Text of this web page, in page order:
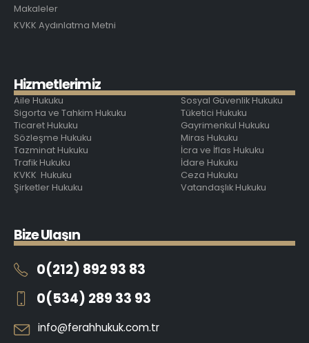
Makaleler
KVKK Aydınlatma Metni
Hizmetlerimiz
Aile Hukuku
Sigorta ve Tahkim Hukuku
Ticaret Hukuku
Sözleşme Hukuku
Tazminat Hukuku
Trafik Hukuku
KVKK Hukuku
Şirketler Hukuku
Sosyal Güvenlik Hukuku
Tüketici Hukuku
Gayrimenkul Hukuku
Miras Hukuku
İcra ve İflas Hukuku
İdare Hukuku
Ceza Hukuku
Vatandaşlık Hukuku
BizeUlaşın
0(212) 892 93 83
0(534) 289 33 93
info@ferahhukuk.com.tr